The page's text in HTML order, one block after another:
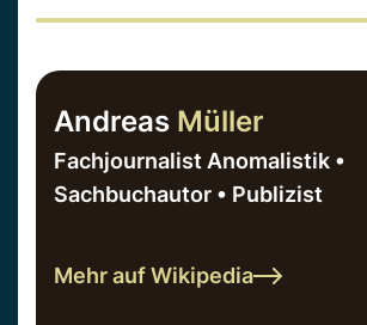
Andreas Müller
Fachjournalist Anomalistik •
Sachbuchautor • Publizist
Mehr auf Wikipedia